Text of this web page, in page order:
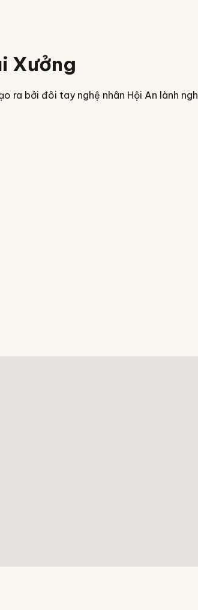
Xưởng
ra bởi đôi tay nghệ nhân Hội An lành